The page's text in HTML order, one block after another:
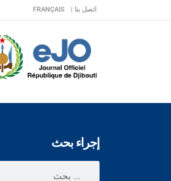
اتصل بنا | FRANÇAIS
إجراء بحث